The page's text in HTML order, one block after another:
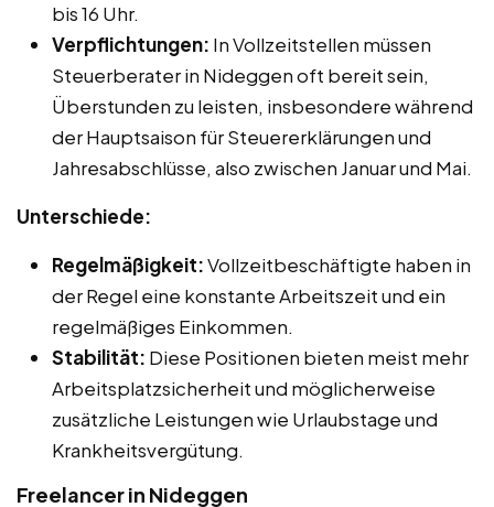
bis 16 Uhr.
Verpflichtungen: In Vollzeitstellen müssen
Steuerberater in Nideggen oft bereit sein,
Überstunden zu leisten, insbesondere während
der Hauptsaison für Steuererklärungen und
Jahresabschlüsse, also zwischen Januar und Mai.
Unterschiede:
Regelmäßigkeit:Vollzeitbeschäftigte haben in
der Regel eine konstante Arbeitszeit und ein
regelmäßiges Einkommen.
Stabilität: Diese Positionen bieten meist mehr
Arbeitsplatzsicherheit und möglicherweise
zusätzliche Leistungen wie Urlaubstage und
Krankheitsvergütung.
Freelancer in Nideggen